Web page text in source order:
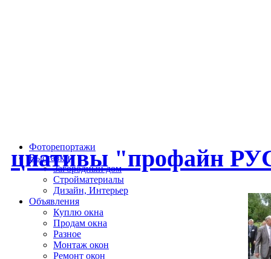
Фоторепортажи
Выставки
Загородный дом
Стройматериалы
Дизайн, Интерьер
Объявления
Куплю окна
Продам окна
Разное
Монтаж окон
Ремонт окон
ци­ати­вы "про­файн